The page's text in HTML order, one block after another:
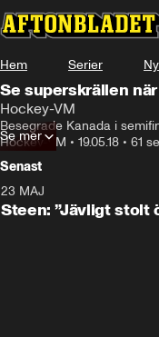
Hem Serier
Se superskrällen
Hockey-VM
Besegrade Kanada i
Hockey-VM • 19.05.18 • 61
Se mer
Senast
23 MAJ
Steen: ”Jävligt stolt